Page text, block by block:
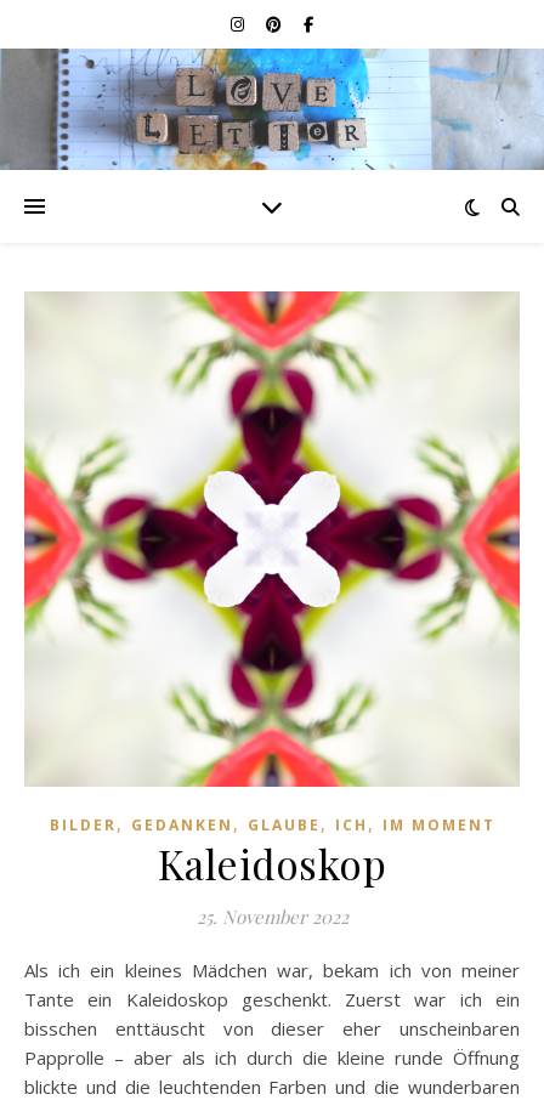
BILDER, GEDANKEN , GLAUBE , ICH , IM MOMENT
Kaleidoskop
25. November 2022
Als ich ein kleines Mädchen war, bekam ich von meiner
Tante ein Kaleidoskop geschenkt. Zuerst war ich ein
bisschen enttäuscht von dieser eher unscheinbaren
Papprolle – aber als ich durch die kleine runde Öffnung
blickte und die leuchtenden Farben und die wunderbaren